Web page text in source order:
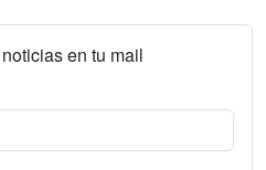
en tu mail